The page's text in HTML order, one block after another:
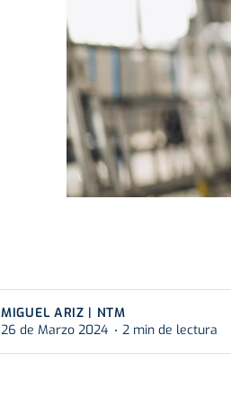
MIGUEL ARIZ | NTM
26 de Marzo 2024
2 min de lectura